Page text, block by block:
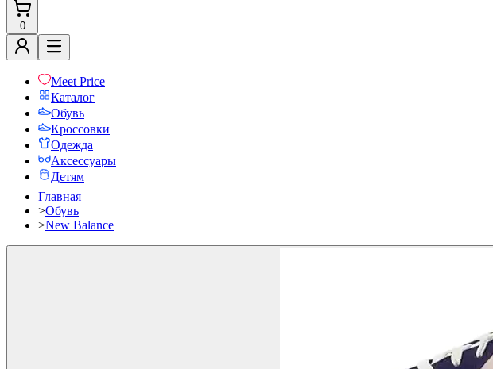
0
Meet Price
Каталог
Обувь
Кроссовки
Одежда
Аксессуары
Детям
Главная
>Обувь
>New Balance